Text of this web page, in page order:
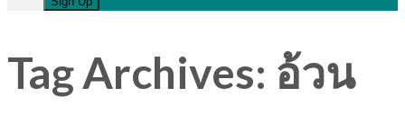
Tag Archives: อ้วน